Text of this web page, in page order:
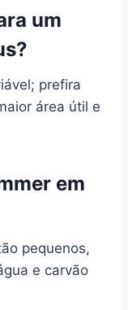
um
prefira
área útil e
em
pequenos,
e carvão